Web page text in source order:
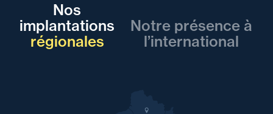
Nos
implantations
régionales
Notre présence à
l’international